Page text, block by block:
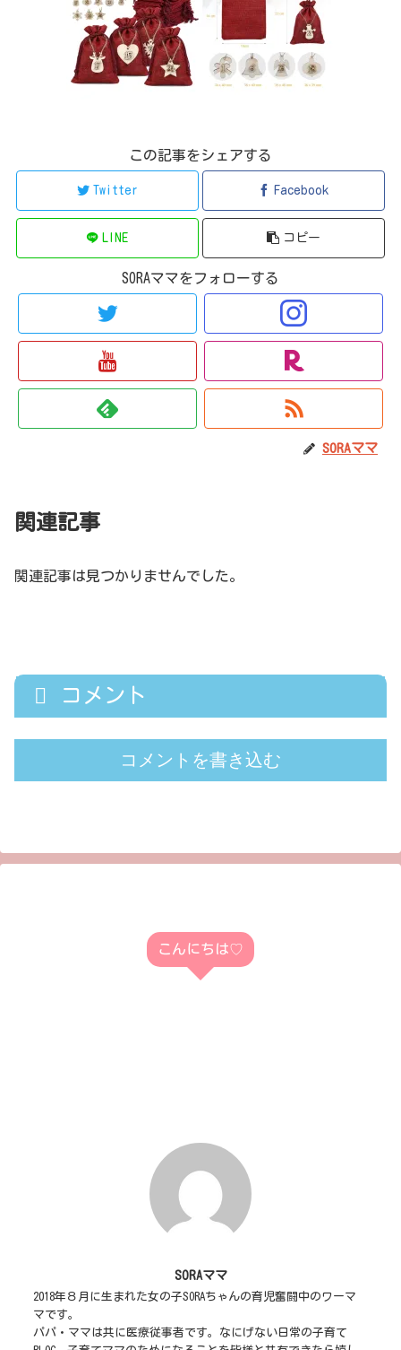
この記事をシェアする
Twitter Facebook
LINE コピー
SORAママをフォローする
SORAママ
関連記事
関連記事は見つかりませんでした。
コメント
コメントを書き込む
こんにちは♡
SORAママ
2018年８月に生まれた女の子SORAちゃんの育児奮闘中のワーマ
マです。
パパ・ママは共に医療従事者です。なにげない日常の子育て